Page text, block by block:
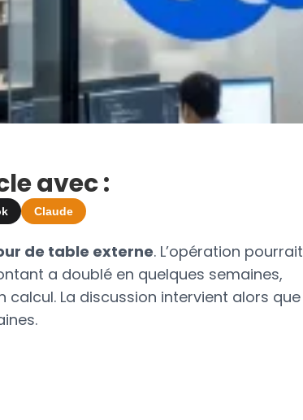
avec :
Claude
de table externe. L’opération pourrait
a doublé en quelques semaines,
La discussion intervient alors que